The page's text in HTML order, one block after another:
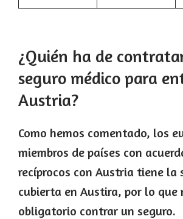
¿Quién ha de
seguro médico para
Austria?
Como hemos comentado, los
miembros de países con
recíprocos con Austria tiene la
cubierta en Austira, por lo que
obligatorio contrar un seguro.